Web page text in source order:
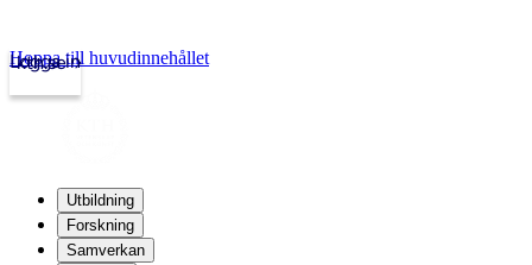
kth.se
Logga in
Hoppa till huvudinnehållet
Utbildning
Forskning
Samverkan